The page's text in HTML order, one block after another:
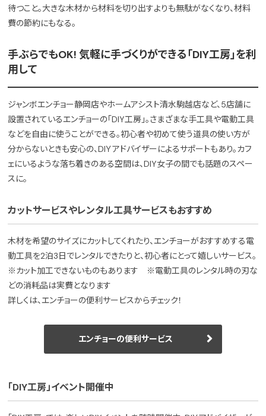
待つこと。大きな木材から材料を切り出すよりも無駄がなくなり、材料
費の節約にもなる。
手ぶらでもOK! 気軽に手づくりができる「DIY工房」を利
用して
ジャンボエンチョー静岡店やホームアシスト清水駒越店など、5店舗に
設置されているエンチョーの「DIY工房」。さまざまな手工具や電動工具
などを自由に使うことができる。初心者や初めて使う道具の使い方が
分からないときも安心の、DIＹアドバイザーによるサポートもあり。カフ
ェにいるような落ち着きのある空間は、DIY女子の間でも話題のスペー
スに。
カットサービスやレンタル工具サービスもおすすめ
木材を希望のサイズにカットしてくれたり、エンチョーがおすすめする電
動工具を2泊3日でレンタルできたりと、初心者にとって嬉しいサービス。
※カット加工できないものもあります ※電動工具のレンタル時の刃な
どの消耗品は実費となります
詳しくは、エンチョーの便利サービスからチェック！
エンチョーの便利サービス
「DIY工房」イベント開催中